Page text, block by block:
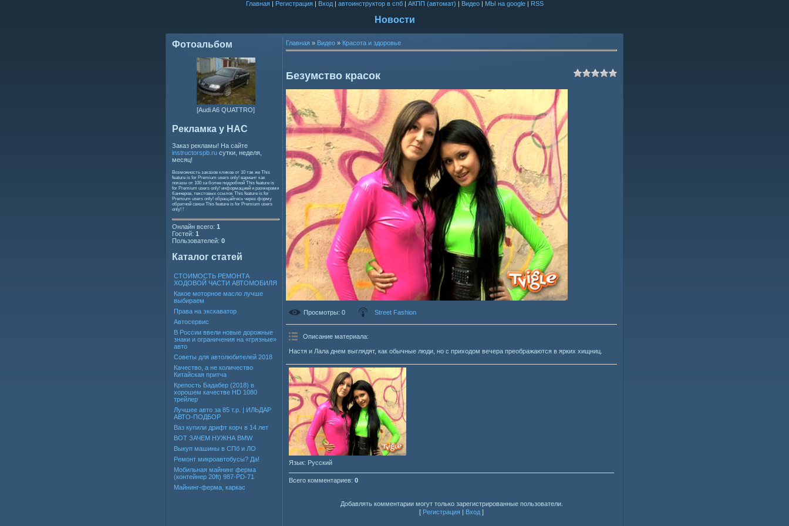
Главная| Регистрация| Вход| автоинструктор в спб| АКПП (автомат) | Видео| МЫ на google| RSS
Новости
Фотоальбом
[Audi A6 QUATTRO]
Рекламка у НАС
Заказ рекламы! На сайте
instructorspb.ru сутки, неделя,
месяц!
Возможность заказов кликов от 10 так же This
feature is for Premium users only! вариант как
показы от 100 за более подробной This feature is
for Premium users only! информацией и размерами
баннеров, текстовых ссылок This feature is for
Premium users only! обращайтесь через форму
обратной связи This feature is for Premium users
only! !
Онлайн всего: 1
Гостей: 1
Пользователей: 0
Каталог статей
СТОИМОСТЬ РЕМОНТА
ХОДОВОЙ ЧАСТИ АВТОМОБИЛЯ
Какое моторное масло лучше
выбираем
Права на экскаватор
Автосервис
В России ввели новые дорожные
знаки и ограничения на «грязные»
авто
Советы для автолюбителей 2018
Качество, а не количество
Китайская притча
Крепость Бадабер (2018) в
хорошем качестве HD 1080
трейлер
Лучшее авто за 85 т.р. | ИЛЬДАР
АВТО-ПОДБОР
Ваз купили дрифт корч в 14 лет
ВОТ ЗАЧЕМ НУЖНА BMW
Выкуп машины в СПб и ЛО
Ремонт микроавтобусы? Да!
Мобильная майнинг ферма
(контейнер 20ft) 987-PD-71
Майнинг-ферма, каркас
Главная » Видео » Красота и здоровье
Безумство красок
Просмотры: 0 Street Fashion
Описание материала:
Настя и Лала днем выглядят, как обычные люди, но с приходом вечера преображаются в ярких хищниц.
Язык: Русский
Всего комментариев: 0
Добавлять комментарии могут только зарегистрированные пользователи.
[ Регистрация | Вход ]